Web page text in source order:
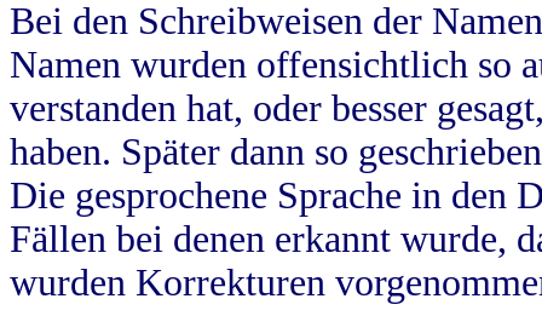
Bei den Schreibweisen der
Namen wurden offensichtlich so
verstanden hat, oder besser
haben. Später dann so
Die gesprochene Sprache in
Fällen bei denen erkannt wurde,
wurden Korrekturen